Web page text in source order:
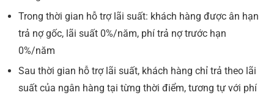
Trong thời gian hỗ trợ lãi suất: khách hàng được ân hạn
trả nợ gốc, lãi suất 0%/năm, phí trả nợ trước hạn
0%/năm
Sau thời gian hỗ trợ lãi suất, khách hàng chỉ trả theo lãi
suất của ngân hàng tại từng thời điểm, tương tự với phí